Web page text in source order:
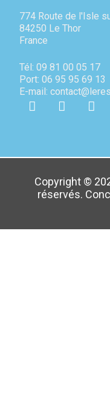
774 Route de l'Isle
84250 Le Thor
France
Tél: 09 81 00 05 17
Port: 06 95 95 69 13
E-mail:
Copyright ©
réservés.